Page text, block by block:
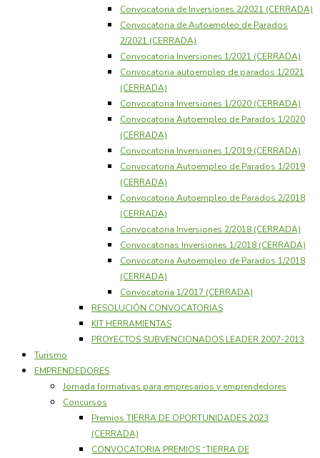
Convocatoria de Inversiones 2/2021 (CERRADA)
Convocatoria de Autoempleo de Parados
2/2021 (CERRADA)
Convocatoria Inversiones 1/2021 (CERRADA)
Convocatoria autoempleo de parados 1/2021
(CERRADA)
Convocatoria Inversiones 1/2020 (CERRADA)
Convocatoria Autoempleo de Parados 1/2020
(CERRADA)
Convocatoria Inversiones 1/2019 (CERRADA)
Convocatoria Autoempleo de Parados 1/2019
(CERRADA)
Convocatoria Autoempleo de Parados 2/2018
(CERRADA)
Convocatoria Inversiones 2/2018 (CERRADA)
Convocatorias Inversiones 1/2018 (CERRADA)
Convocatoria Autoempleo de Parados 1/2018
(CERRADA)
Convocatoria 1/2017 (CERRADA)
RESOLUCIÓN CONVOCATORIAS
KIT HERRAMIENTAS
PROYECTOS SUBVENCIONADOS LEADER 2007-2013
Turismo
EMPRENDEDORES
Jornada formativas para empresarios y emprendedores
Concursos
Premios TIERRA DE OPORTUNIDADES 2023
(CERRADA)
CONVOCATORIA PREMIOS “TIERRA DE